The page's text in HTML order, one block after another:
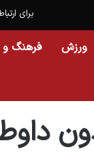
برای
ورزش فرهنگ و